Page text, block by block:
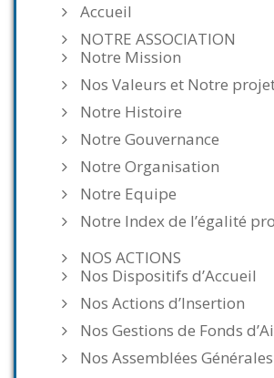
Accueil
NOTRE ASSOCIATION
Notre Mission
Nos Valeurs et Notre
Notre Histoire
Notre Gouvernance
Notre Organisation
Notre Equipe
Notre Index de l’égalité
NOS ACTIONS
Nos Dispositifs d’Accueil
Nos Actions d’Insertion
Nos Gestions de Fonds
Nos Assemblées Générales